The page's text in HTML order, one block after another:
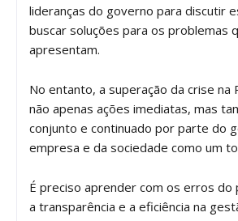
lideranças do governo para discutir
buscar soluções para os problemas
apresentam.
No entanto, a superação da crise na
não apenas ações imediatas, mas
conjunto e continuado por parte do
empresa e da sociedade como um
É preciso aprender com os erros do
a transparência e a eficiência na